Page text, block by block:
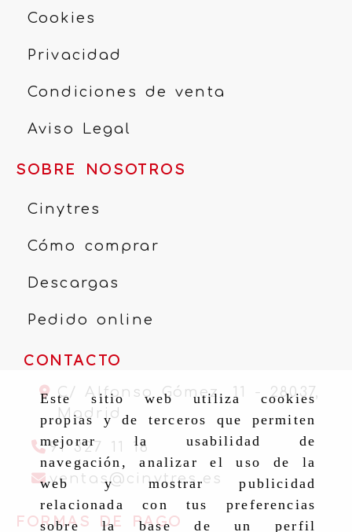
Este sitio web utiliza cookies
propias y de terceros que permiten
mejorar la usabilidad de
navegación, analizar el uso de la
web y mostrar publicidad
relacionada con tus preferencias
sobre la base de un perfil
Cookies
Privacidad
Condiciones de venta
Aviso Legal
SOBRE NOSOTROS
Cinytres
Cómo comprar
Descargas
Pedido online
CONTACTO
C/ Alfonso Gómez, 11 - 28037,
Madrid
91 327 11 16
ventas cinytres.es ventas
FORMAS DE PAGO